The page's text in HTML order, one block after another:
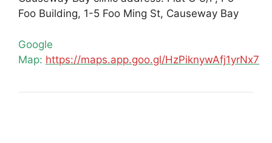
Foo Building, 1-5 Foo Ming St, Causeway Bay
Google
Map: https://maps.app.goo.gl/HzPiknywAfj1yrNx7